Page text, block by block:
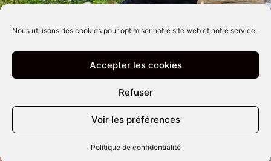
Nous utilisons des cookies pour optimiser notre site web et notre service.
Accepter les cookies
Refuser
Voir les préférences
Politique de confidentialité
Suivez-moi !
© La Cabane à Plantes 2021 - Site parBAZIXX